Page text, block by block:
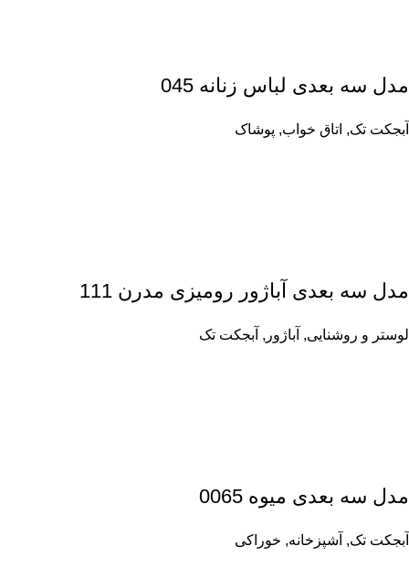
مدل سه بعدی لباس زنانه 045
آبجکت تک, اتاق خواب, پوشاک
مدل سه بعدی آباژور رومیزی مدرن 111
لوستر و روشنایی, آباژور , آبجکت تک
مدل سه بعدی میوه 0065
آبجکت تک, آشپزخانه, خوراکی